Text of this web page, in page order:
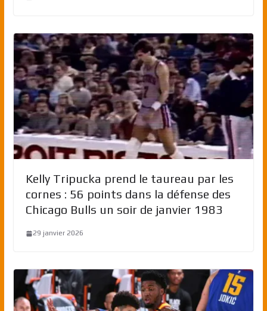
Kelly Tripucka prend le taureau par les
cornes : 56 points dans la défense des
Chicago Bulls un soir de janvier 1983
29 janvier 2026